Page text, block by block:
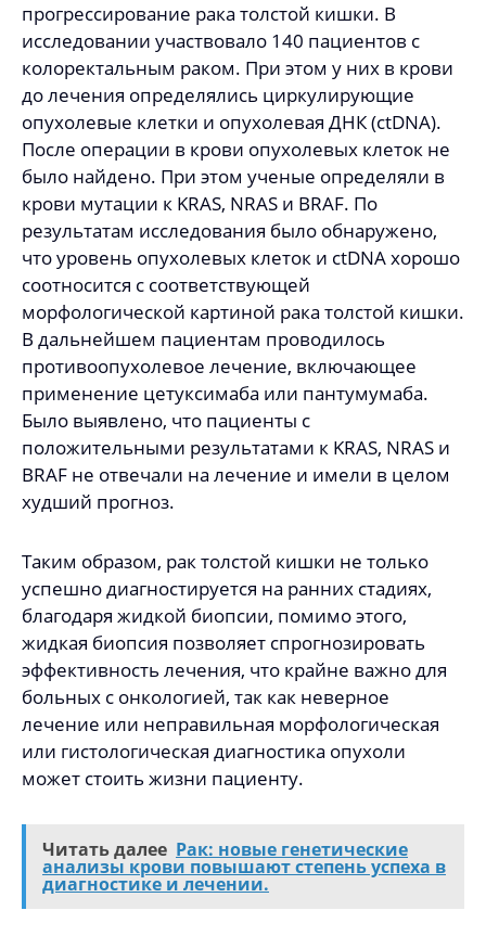
прогрессирование рака толстой кишки. В
исследовании участвовало 140 пациентов с
колоректальным раком. При этом у них в крови
до лечения определялись циркулирующие
опухолевые клетки и опухолевая ДНК (ctDNA).
После операции в крови опухолевых клеток не
было найдено. При этом ученые определяли в
крови мутации к KRAS, NRAS и BRAF. По
результатам исследования было обнаружено,
что уровень опухолевых клеток и ctDNA хорошо
соотносится с соответствующей
морфологической картиной рака толстой кишки.
В дальнейшем пациентам проводилось
противоопухолевое лечение, включающее
применение цетуксимаба или пантумумаба.
Было выявлено, что пациенты с
положительными результатами к KRAS, NRAS и
BRAF не отвечали на лечение и имели в целом
худший прогноз.
Таким образом, рак толстой кишки не только
успешно диагностируется на ранних стадиях,
благодаря жидкой биопсии, помимо этого,
жидкая биопсия позволяет спрогнозировать
эффективность лечения, что крайне важно для
больных с онкологией, так как неверное
лечение или неправильная морфологическая
или гистологическая диагностика опухоли
может стоить жизни пациенту.
Читать далее Рак: новые генетические
анализы крови повышают степень успеха в
диагностике и лечении.